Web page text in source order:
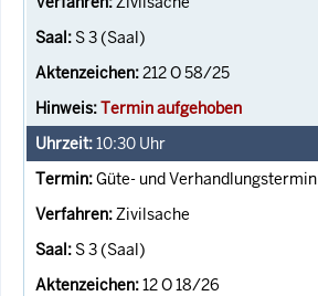
S 3 (Saal)
212 O 58/25
Termin aufgehoben
10:30 Uhr
Güte- und Verhandlungstermin
Zivilsache
S 3 (Saal)
12 O 18/26